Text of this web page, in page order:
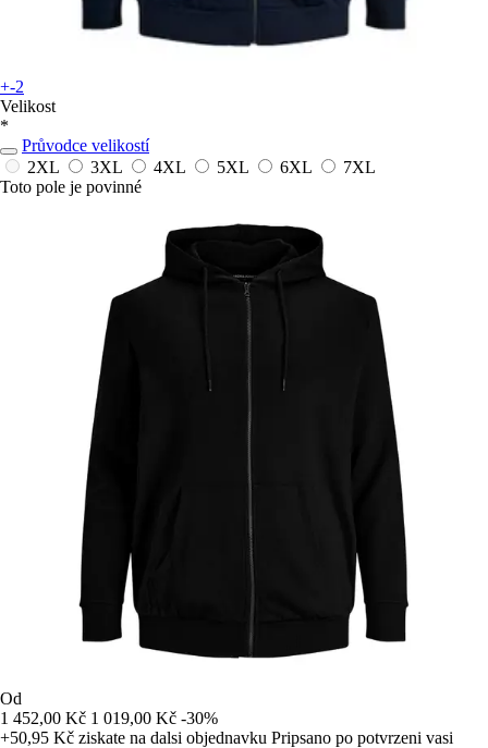
+-2
Velikost
*
Průvodce velikostí
2XL
3XL 4XL 5XL 6XL
7XL
Toto pole je povinné
Od
1 452,00 Kč 1 019,00 Kč -30%
+50,95 Kč ziskate na dalsi objednavku Pripsano po potvrzeni vasi